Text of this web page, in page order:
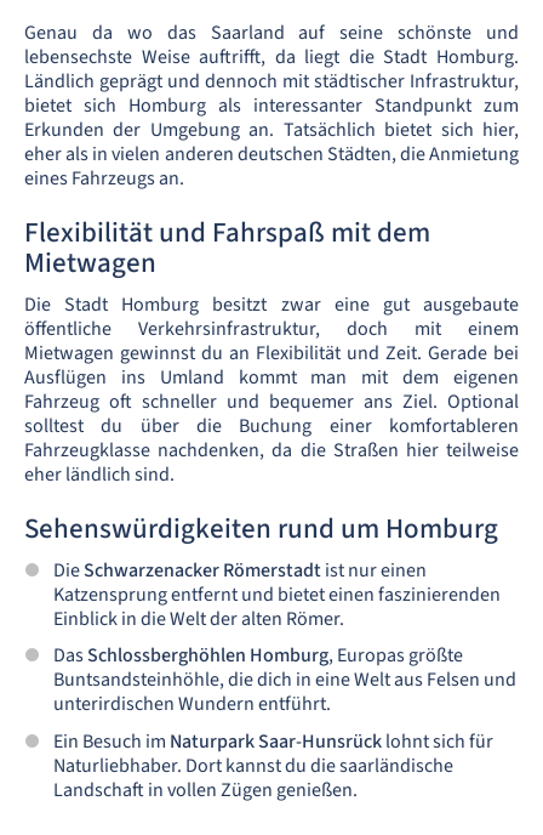
Genau da wo das Saarland auf seine schönste und
lebensechste Weise auftrifft, da liegt die Stadt Homburg.
Ländlich geprägt und dennoch mit städtischer Infrastruktur,
bietet sich Homburg als interessanter Standpunkt zum
Erkunden der Umgebung an. Tatsächlich bietet sich hier,
eher als in vielen anderen deutschen Städten, die Anmietung
eines Fahrzeugs an.
Flexibilität und Fahrspaß mit dem
Mietwagen
Die Stadt Homburg besitzt zwar eine gut ausgebaute
öffentliche Verkehrsinfrastruktur, doch mit einem
Mietwagen gewinnst du an Flexibilität und Zeit. Gerade bei
Ausflügen ins Umland kommt man mit dem eigenen
Fahrzeug oft schneller und bequemer ans Ziel. Optional
solltest du über die Buchung einer komfortableren
Fahrzeugklasse nachdenken, da die Straßen hier teilweise
eher ländlich sind.
Sehenswürdigkeiten rund um Homburg
DieSchwarzenacker Römerstadtist nur einen
Katzensprung entfernt und bietet einen faszinierenden
Einblick in die Welt der alten Römer.
DasSchlossberghöhlen Homburg, Europas größte
Buntsandsteinhöhle, die dich in eine Welt aus Felsen und
unterirdischen Wundern entführt.
Ein Besuch im Naturpark Saar-Hunsrücklohnt sich für
Naturliebhaber. Dort kannst du die saarländische
Landschaft in vollen Zügen genießen.